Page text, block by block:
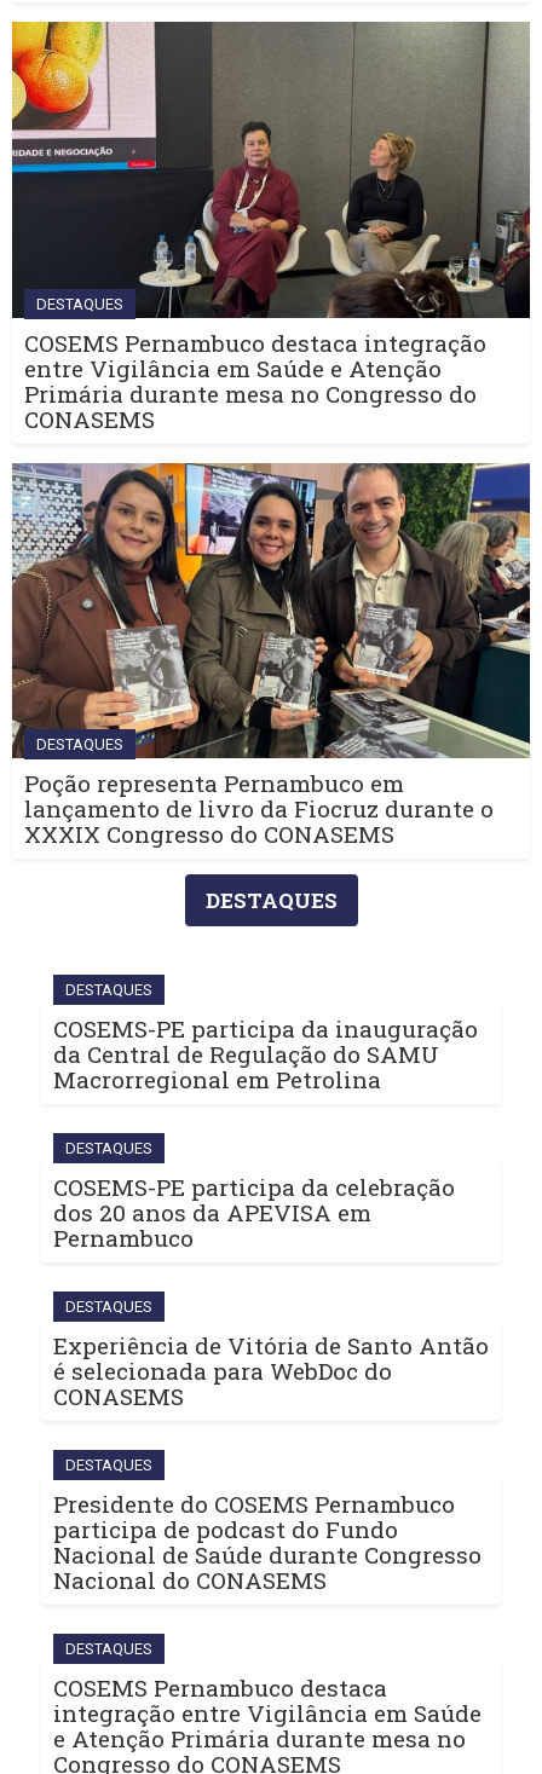
DESTAQUES
COSEMS Pernambuco destaca integração
entre Vigilância em Saúde e Atenção
Primária durante mesa no Congresso do
CONASEMS
DESTAQUES
Poção representa Pernambuco em
lançamento de livro da Fiocruz durante o
XXXIX Congresso do CONASEMS
DESTAQUES
DESTAQUES
COSEMS-PE participa da inauguração
da Central de Regulação do SAMU
Macrorregional em Petrolina
DESTAQUES
COSEMS-PE participa da celebração
dos 20 anos da APEVISA em
Pernambuco
DESTAQUES
Experiência de Vitória de Santo Antão
é selecionada para WebDoc do
CONASEMS
DESTAQUES
Presidente do COSEMS Pernambuco
participa de podcast do Fundo
Nacional de Saúde durante Congresso
Nacional do CONASEMS
DESTAQUES
COSEMS Pernambuco destaca
integração entre Vigilância em Saúde
e Atenção Primária durante mesa no
Congresso do CONASEMS